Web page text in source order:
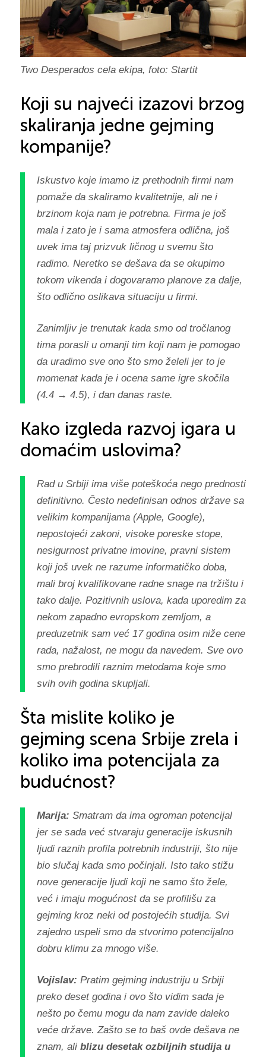
Two Desperados cela ekipa, foto: Startit
Koji su najveći izazovi brzog
skaliranja jedne gejming
kompanije?
Iskustvo koje imamo iz prethodnih firmi nam
pomaže da skaliramo kvalitetnije, ali ne i
brzinom koja nam je potrebna. Firma je još
mala i zato je i sama atmosfera odlična, još
uvek ima taj prizvuk ličnog u svemu što
radimo. Neretko se dešava da se okupimo
tokom vikenda i dogovaramo planove za dalje,
što odlično oslikava situaciju u firmi.
Zanimljiv je trenutak kada smo od tročlanog
tima porasli u omanji tim koji nam je pomogao
da uradimo sve ono što smo želeli jer to je
momenat kada je i ocena same igre skočila
(4.4 → 4.5), i dan danas raste.
Kako izgleda razvoj igara u
domaćim uslovima?
Rad u Srbiji ima više poteškoća nego prednosti
definitivno. Često nedefinisan odnos države sa
velikim kompanijama (Apple, Google),
nepostojeći zakoni, visoke poreske stope,
nesigurnost privatne imovine, pravni sistem
koji još uvek ne razume informatičko doba,
mali broj kvalifikovane radne snage na tržištu i
tako dalje. Pozitivnih uslova, kada uporedim za
nekom zapadno evropskom zemljom, a
preduzetnik sam već 17 godina osim niže cene
rada, nažalost, ne mogu da navedem. Sve ovo
smo prebrodili raznim metodama koje smo
svih ovih godina skupljali.
Šta mislite koliko je
gejming scena Srbije zrela i
koliko ima potencijala za
budućnost?
Marija: Smatram da ima ogroman potencijal
jer se sada već stvaraju generacije iskusnih
ljudi raznih profila potrebnih industriji, što nije
bio slučaj kada smo počinjali. Isto tako stižu
nove generacije ljudi koji ne samo što žele,
već i imaju mogućnost da se profilišu za
gejming kroz neki od postojećih studija. Svi
zajedno uspeli smo da stvorimo potencijalno
dobru klimu za mnogo više.
Vojislav: Pratim gejming industriju u Srbiji
preko deset godina i ovo što vidim sada je
nešto po čemu mogu da nam zavide daleko
veće države. Zašto se to baš ovde dešava ne
znam, ali blizu desetak ozbiljnih studija u